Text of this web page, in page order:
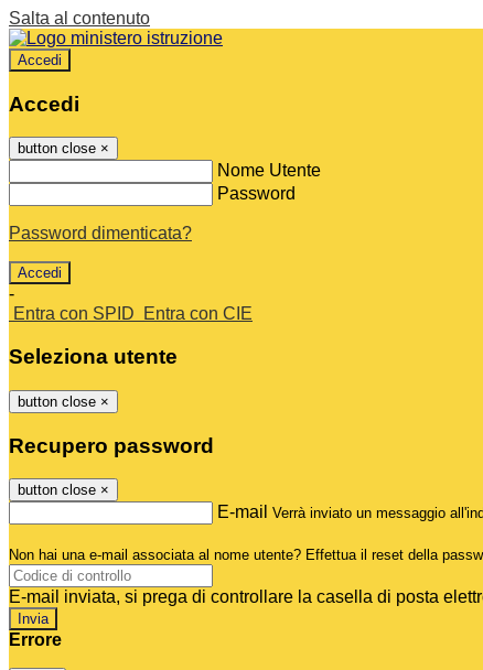
Salta al contenuto
Accedi
Accedi
button close ×
Nome Utente
Password
Password dimenticata?
-
Entra con SPID
Entra con CIE
Seleziona utente
button close ×
Recupero password
button close ×
E-mail Verrà inviato un messaggio
Non hai una e-mail associata al nome utente? Effettua il reset della
E-mail inviata, si prega di controllare la casella di posta
Errore